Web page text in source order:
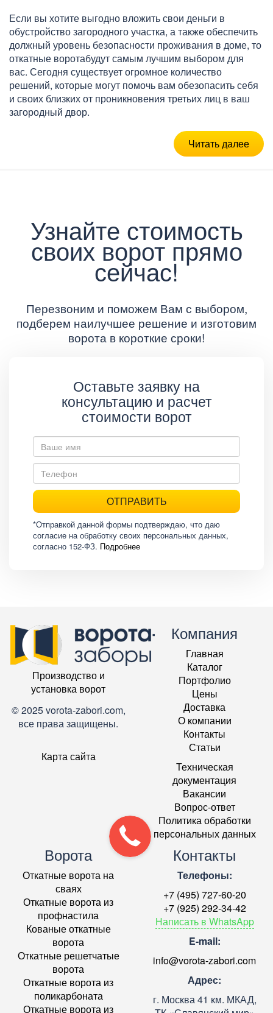
Если вы хотите выгодно вложить свои деньги в
обустройство загородного участка, а также обеспечить
должный уровень безопасности проживания в доме, то
откатные воротабудут самым лучшим выбором для
вас. Сегодня существует огромное количество
решений, которые могут помочь вам обезопасить себя
и своих близких от проникновения третьих лиц в ваш
загородный двор.
Читать далее
Узнайте стоимость
своих ворот прямо
сейчас!
Перезвоним и поможем Вам с выбором,
подберем наилучшее решение и изготовим
ворота в короткие сроки!
Оставьте заявку на
консультацию и расчет
стоимости ворот
ОТПРАВИТЬ
*Отправкой данной формы подтверждаю, что даю
согласие на обработку своих персональных данных,
согласно 152-ФЗ. Подробнее
Производство и
установка ворот
© 2025 vorota-zabori.com,
все права защищены.
Карта сайта
Компания
Главная
Каталог
Портфолио
Цены
Доставка
О компании
Контакты
Статьи
Техническая
документация
Вакансии
Вопрос-ответ
Политика обработки
персональных данных
Ворота
Откатные ворота на
сваях
Откатные ворота из
профнастила
Кованые откатные
ворота
Откатные решетчатые
ворота
Откатные ворота из
поликарбоната
Откатные ворота из
Контакты
Телефоны:
+7 (495) 727-60-20
+7 (925) 292-34-42
Написать в WhatsApp
E-mail:
info@vorota-zabori.com
Адрес:
г. Москва 41 км. МКАД,